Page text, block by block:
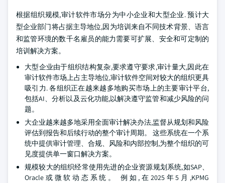
根据组织规模,审计软件市场分为中小企业和大型企业. 预计大
型企业部门将占据主导地位,因为培训来自不同技术背景、语言
和监管环境的数千名雇员的能力需要可扩展、安全和可定制的
培训解决方案。
大型企业由于组织结构复杂,要求遵守要求,审计量大,因此在
审计软件市场上占主导地位,审计软件空间对较大的组织更具
吸引力. 各组织正在越来越多地购买市场上的主要审计平台,
包括AI、分析以及云化功能,以解决遵守监管和减少风险的问
题。
大企业越来越多地采用全面审计解决办法,监督从规划和风险
评估到报告和后续行动的整个审计周期。 这些系统在一个系
统中提供审计管理、合规、风险和内部控制,为整个组织的可
见度提供单一窗口解决方案。
规模较大的组织经常使用先进的企业资源规划系统,如SAP、
Oracle或微软动态系统。 例如,在2025年5月,KPMG